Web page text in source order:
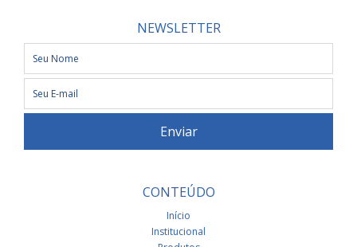
NEWSLETTER
CONTEÚDO
Início
Institucional